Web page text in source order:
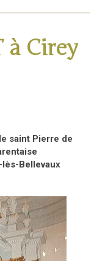
à Cirey
saint Pierre de
Bellevaux